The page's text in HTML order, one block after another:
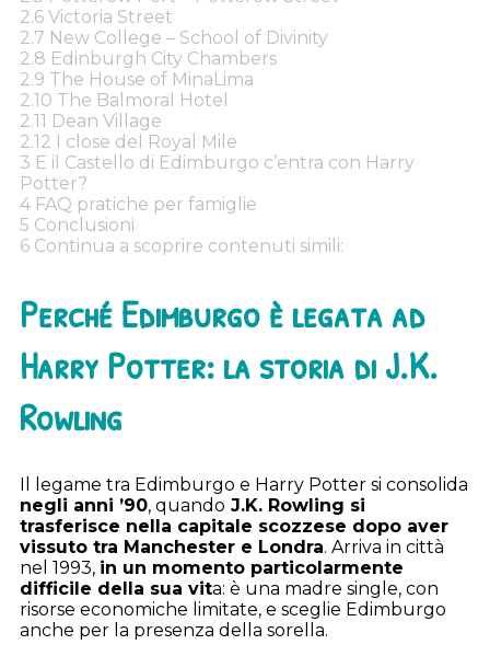
2.6 Victoria Street
2.7 New College – School of Divinity
2.8 Edinburgh City Chambers
2.9 The House of MinaLima
2.10 The Balmoral Hotel
2.11 Dean Village
2.12 I close del Royal Mile
3 E il Castello di Edimburgo c’entra con Harry
Potter?
4 FAQ pratiche per famiglie
5 Conclusioni
6 Continua a scoprire contenuti simili:
Perché Edimburgo è legata ad
Harry Potter: la storia di J.K.
Rowling
Il legame tra Edimburgo e Harry Potter si consolida
negli anni ’90, quando J.K. Rowling si
trasferisce nella capitale scozzese dopo aver
vissuto tra Manchester e Londra. Arriva in città
nel 1993, in un momento particolarmente
difficile della sua vita: è una madre single, con
risorse economiche limitate, e sceglie Edimburgo
anche per la presenza della sorella.